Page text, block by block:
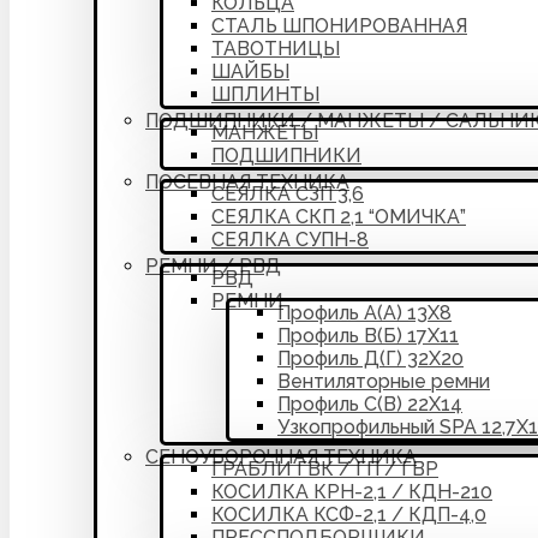
СТАЛЬ ШПОНИРОВАННАЯ
ТАВОТНИЦЫ
ШАЙБЫ
ШПЛИНТЫ
ПОДШИПНИКИ / МАНЖЕТЫ /
МАНЖЕТЫ
ПОДШИПНИКИ
ПОСЕВНАЯ ТЕХНИКА
СЕЯЛКА СЗП 3,6
СЕЯЛКА СКП 2,1 “ОМИЧКА”
СЕЯЛКА СУПН-8
РЕМНИ / РВД
РВД
РЕМНИ
Профиль А(А) 13Х8
Профиль В(Б) 17Х11
Профиль Д(Г) 32Х20
Вентиляторные ремни
Профиль С(В) 22Х14
Узкопрофильный SPA
СЕНОУБОРОЧНАЯ ТЕХНИКА
ГРАБЛИ ГВК / ГП / ГВР
КОСИЛКА КРН-2,1 / КДН-210
КОСИЛКА КСФ-2,1 / КДП-4,0